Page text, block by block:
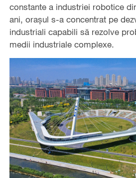
constante a industriei robotice
ani, orașul s-a concentrat pe
industriali capabili să rezolve
medii industriale complexe.